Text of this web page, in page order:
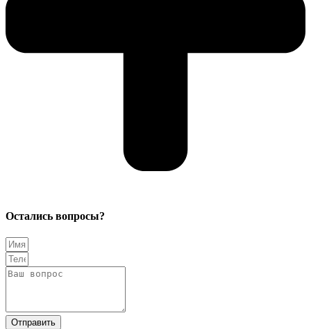
Остались вопросы?
Отправить